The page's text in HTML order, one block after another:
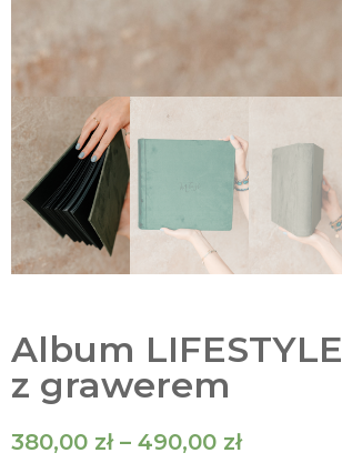
Album LIFESTYLE
z grawerem
380,00 zł– 490,00 zł